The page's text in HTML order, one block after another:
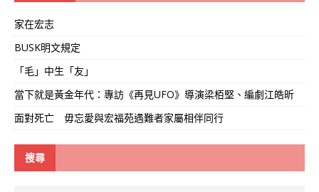
家在宏志
BUSK明文規定
「毛」中生「友」
當下就是黃金年代：專訪《再見UFO》導演梁栢堅、編劇江皓昕
面對死亡 毋忘愛與宏福苑遇難者家屬相伴同行
搜尋